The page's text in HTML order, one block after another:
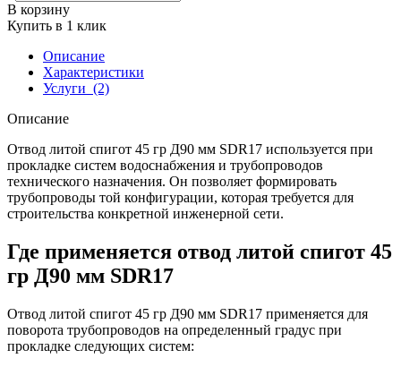
В корзину
Купить в 1 клик
Описание
Характеристики
Услуги (2)
Описание
Отвод литой спигот 45 гр Д90 мм SDR17 используется при
прокладке систем водоснабжения и трубопроводов
технического назначения. Он позволяет формировать
трубопроводы той конфигурации, которая требуется для
строительства конкретной инженерной сети.
Где применяется отвод литой спигот 45
гр Д90 мм SDR17
Отвод литой спигот 45 гр Д90 мм SDR17 применяется для
поворота трубопроводов на определенный градус при
прокладке следующих систем: